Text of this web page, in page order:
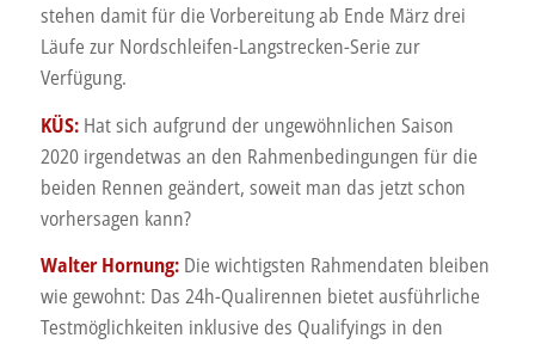
stehen damit für die Vorbereitung ab Ende März drei
Läufe zur Nordschleifen-Langstrecken-Serie zur
Verfügung.
KÜS:Hat sich aufgrund der ungewöhnlichen Saison
2020 irgendetwas an den Rahmenbedingungen für die
beiden Rennen geändert, soweit man das jetzt schon
vorhersagen kann?
Walter Hornung:Die wichtigsten Rahmendaten bleiben
wie gewohnt: Das 24h-Qualirennen bietet ausführliche
Testmöglichkeiten inklusive des Qualifyings in den